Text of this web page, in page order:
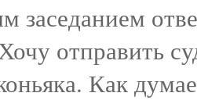
заседанием
отправить
Как